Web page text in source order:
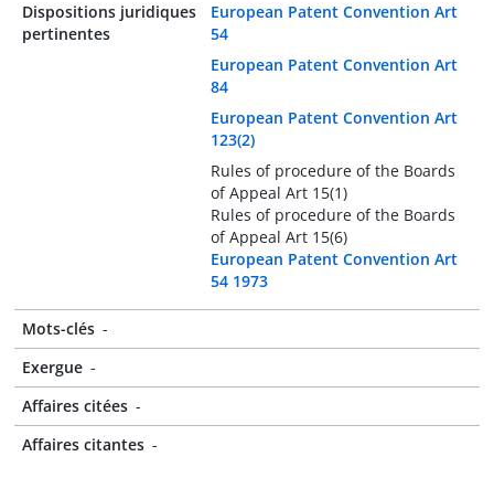
Dispositions juridiques
pertinentes
European Patent Convention Art
54
European Patent Convention Art
84
European Patent Convention Art
123(2)
Rules of procedure of the Boards
of Appeal Art 15(1)
Rules of procedure of the Boards
of Appeal Art 15(6)
European Patent Convention Art
54 1973
Mots-clés -
Exergue -
Affaires citées -
Affaires citantes -